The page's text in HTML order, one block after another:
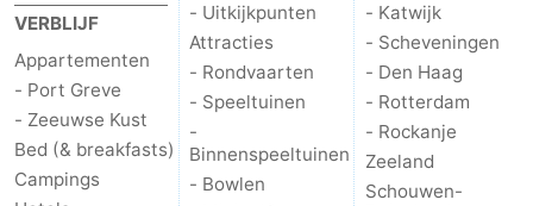
VERBLIJF
Appartementen
- Port Greve
- Zeeuwse Kust
Bed (& breakfasts)
Campings
- Uitkijkpunten
Attracties
- Rondvaarten
- Speeltuinen
-
Binnenspeeltuinen
- Bowlen
- Katwijk
- Scheveningen
- Den Haag
- Rotterdam
- Rockanje
Zeeland
Schouwen-